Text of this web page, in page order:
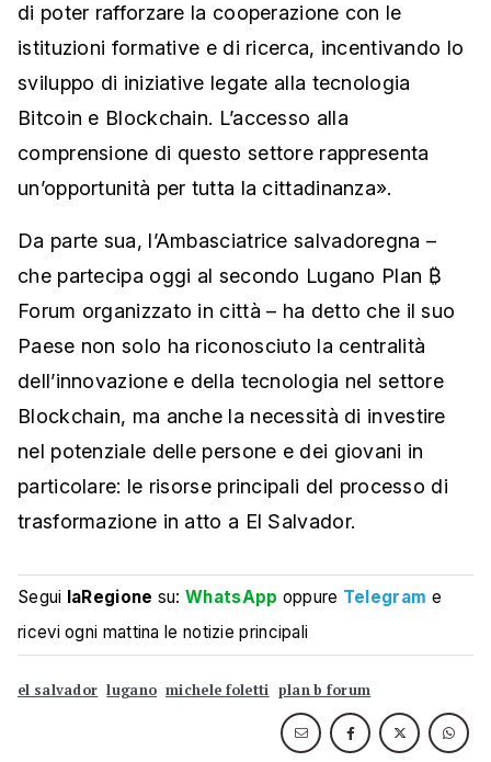
di poter rafforzare la cooperazione con le
istituzioni formative e di ricerca, incentivando lo
sviluppo di iniziative legate alla tecnologia
Bitcoin e Blockchain. L’accesso alla
comprensione di questo settore rappresenta
un’opportunità per tutta la cittadinanza».
Da parte sua, l’Ambasciatrice salvadoregna –
che partecipa oggi al secondo Lugano Plan ₿
Forum organizzato in città – ha detto che il suo
Paese non solo ha riconosciuto la centralità
dell’innovazione e della tecnologia nel settore
Blockchain, ma anche la necessità di investire
nel potenziale delle persone e dei giovani in
particolare: le risorse principali del processo di
trasformazione in atto a El Salvador.
Segui laRegione su:WhatsApp oppure Telegram e
ricevi ogni mattina le notizie principali
el salvador lugano michele foletti plan b forum